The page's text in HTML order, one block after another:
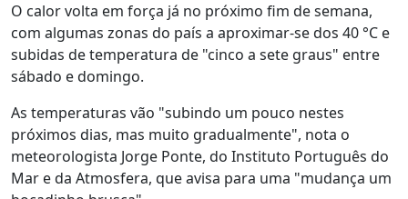
O calor volta em força já no próximo fim de semana,
com algumas zonas do país a aproximar-se dos 40 °C e
subidas de temperatura de "cinco a sete graus" entre
sábado e domingo.
As temperaturas vão "subindo um pouco nestes
próximos dias, mas muito gradualmente", nota o
meteorologista Jorge Ponte, do Instituto Português do
Mar e da Atmosfera, que avisa para uma "mudança um